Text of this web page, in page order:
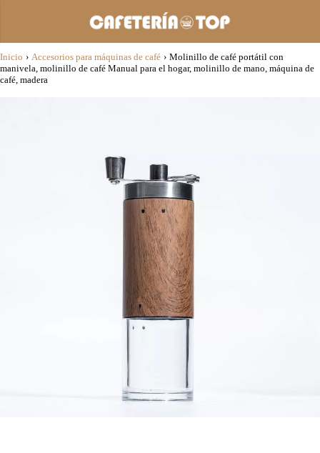
Inicio › Accesorios para máquinas de café › Molinillo de café portátil con
manivela, molinillo de café Manual para el hogar, molinillo de mano, máquina de
café, madera